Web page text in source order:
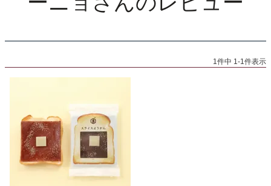
1件中 1-1件表示